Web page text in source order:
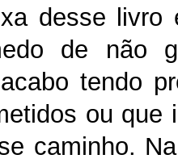
desse
de não
tendo
ou
caminho.